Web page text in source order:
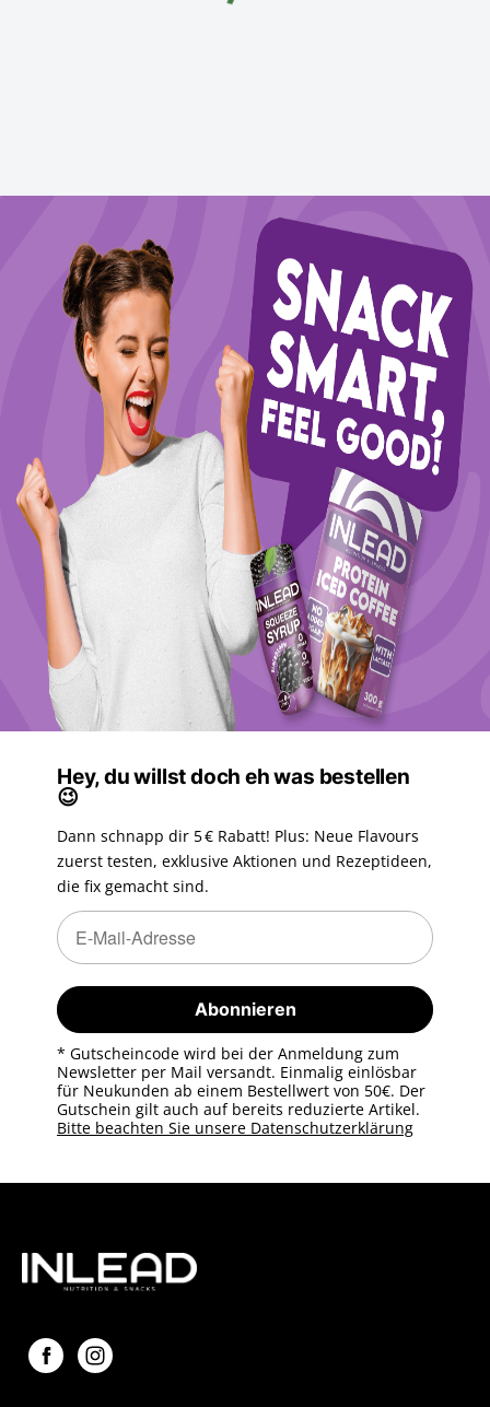
Hey, du willst doch eh was bestellen
😉
Dann schnapp dir 5 € Rabatt! Plus: Neue Flavours
zuerst testen, exklusive Aktionen und Rezeptideen,
die fix gemacht sind.
Newsletter Abonnieren
Newsletter Abonnieren
Abonnieren
* Gutscheincode wird bei der Anmeldung zum
Newsletter per Mail versandt. Einmalig einlösbar
für Neukunden ab einem Bestellwert von 50€. Der
Gutschein gilt auch auf bereits reduzierte Artikel.
Bitte beachten Sie unsere Datenschutzerklärung